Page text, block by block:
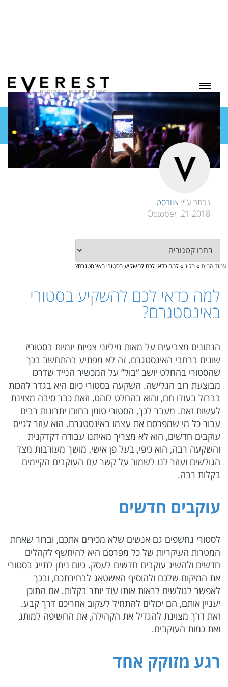
בלוג
נכתב ע”י: אוורסט
2018 21, October
עמוד הבית»בלוג»למה כדאי לכם להשקיע בסטורי באינסטגרם?
למה כדאי לכם להשקיע בסטורי
באינסטגרם?
הנתונים מצביעים על מאות מיליוני צפיות יומיות בסטוריז
שונים ברחבי האינסטגרם. זה לא מפתיע בהתחשב בכך
שהסטורי בהחלט יושב “בול” על המכשיר הנייד שדרכו
מבוצעת רוב הגלישה. השקעה בסטורי כיום היא בגדר להכות
בברזל בעודו חם, והוא בהחלט לוהט, וזאת כבר סיבה מצוינת
לעשות זאת. מעבר לכך, הסטורי טומן בחובו יתרונות רבים
עבור כל מי שמפרסם את עצמו באינסטגרם. הוא עוזר לגייס
עוקבים חדשים, הוא לא מצריך מאיתנו עבודה דקדקנית
והשקעה רבה, הוא כיפי, בעל פן אישי, מושך מעורבות מצד
הגולשים ועוזר לנו לשמור על קשר עם העוקבים הקיימים
בקלות רבה.
עוקבים חדשים
לסטורי נחשפים גם אנשים שלא מכירים אתכם, וברור שאחת
המטרות העיקריות של כל מפרסם היא להיחשף לקהלים
חדשים ולהשיג עוקבים חדשים לעסק. כיום ניתן לתייג בסטורי
את המיקום שלכם ולהוסיף האשטאג לבחירתכם, ובכך
לאפשר לגולשים לראות אותו עוד יותר בקלות. אם התוכן
יעניין אותם, הם יכולים להתחיל לעקוב אחריכם דרך קבע.
זאת דרך מצוינת להגדיל את הקהילה, את החשיפה למותג
ואת כמות העוקבים.
רגע מזוקק אחד